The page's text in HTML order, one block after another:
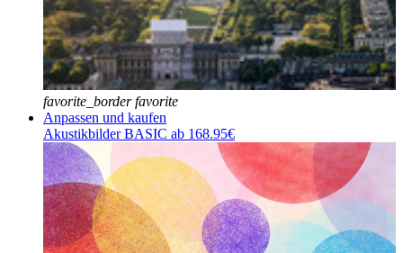
favorite_border favorite
Anpassen und kaufen
Akustikbilder BASIC ab 168.95€